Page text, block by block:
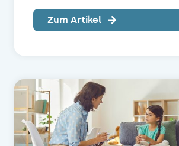
Zum Artikel